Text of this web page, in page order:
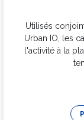
Utilisés
Urban IO, les
l'activité à la